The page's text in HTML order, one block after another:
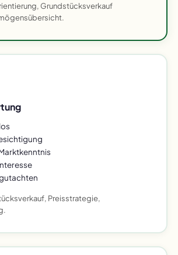
Grundstücksverkauf
Preisstrategie,